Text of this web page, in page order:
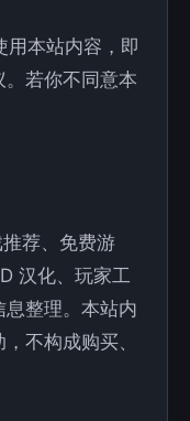
用本站内容，即
若你不同意本
荐、免费游
汉化、玩家工
整理。本站内
不构成购买、